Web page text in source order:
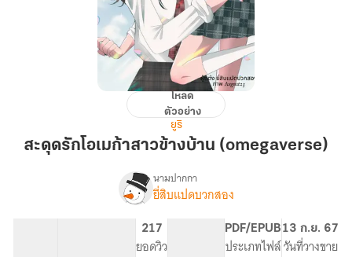
สะดุด
โอ
(omegaverse)
โหลด
ตัวอย่าง
ยูริ
สะดุดรักโอเมก้าสาวข้างบ้าน (omegaverse)
เรื่อง
นามปากกา
ยี่สิบแปดบวกสอง
217
ยอดวิว
PDF/EPUB
ประเภทไฟล์
13 ก.ย. 67
วันที่วางขาย